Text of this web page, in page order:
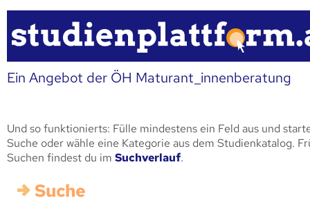
Ein Angebot der ÖH Maturant_innenberatung
Und so funktionierts: Fülle mindestens ein Feld aus und
Suche oder wähle eine Kategorie aus dem Studienkatalog.
Suchen findest du im Suchverlauf.
Suche